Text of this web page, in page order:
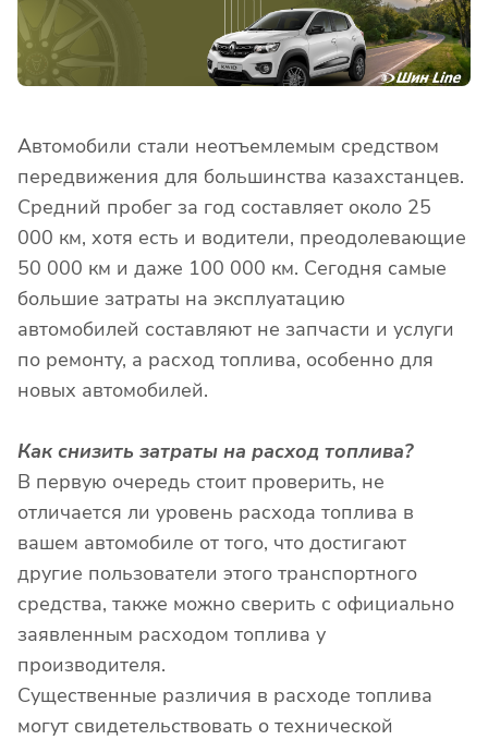
Автомобили стали неотъемлемым средством
передвижения для большинства казахстанцев.
Средний пробег за год составляет около 25
000 км, хотя есть и водители, преодолевающие
50 000 км и даже 100 000 км. Сегодня самые
большие затраты на эксплуатацию
автомобилей составляют не запчасти и услуги
по ремонту, а расход топлива, особенно для
новых автомобилей.
Как снизить затраты на расход топлива?
В первую очередь стоит проверить, не
отличается ли уровень расхода топлива в
вашем автомобиле от того, что достигают
другие пользователи этого транспортного
средства, также можно сверить с официально
заявленным расходом топлива у
производителя.
Существенные различия в расходе топлива
могут свидетельствовать о технической